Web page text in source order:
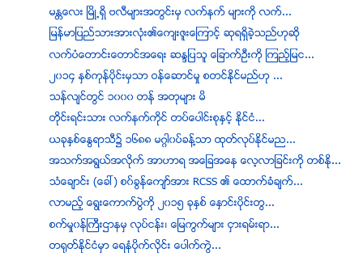
မႏၲေလး ၿမိဳ႕ရွိ ဗလီမ်ားအတြင္းမွ လက္နက္ မ်ားကို လက္...
ျမန္မာျပည္သားအားလံုး၏ေက်းဇူးေၾကာင့္ ဆုရရွိခဲ့သည္ဟုဆို
လက္ပံေတာင္းေတာင္အေရး ဆႏၵျပသူ ေျခာက္ဦးကို ၾကည့္ျမင...
၂၀၁၄ ႏွစ္ကုန္ပိုင္းမွသာ ဝန္ေဆာင္မႈ စတင္ႏိုင္မည္ဟု ...
သန္လ်င္တြင္ ၁၀၀၀ တန္ အတုမ်ား မိ
တိုင္းရင္းသား လက္နက္ကိုင္ တပ္ေပါင္းစုႏႇင့္ ႏိုင္ငံ...
ယခုႏႇစ္ေႏြရာသီ၌ ၁၆၈၈ မဂၢါ၀ပ္ခန္႔သာ ထုတ္လုပ္ႏိုင္မည...
အသက္အရြယ္အလိုက္ အာဟာရ အေျခအေန ေလ့လာျခင္းကို တစ္ႏုိ...
သံေခ်ာင္း (ေခၚ) စ၀္ခြန္ေက်ာ္အား RCSS ၏ ေထာက္ခံခ်က္...
လာမည့္ ေရြးေကာက္ပြဲကို ၂၀၁၅ ခုႏႇစ္ ေႏႇာင္းပိုင္းတြ...
စက္မႈ၀န္ႀကီးဌာနမွ လုပ္ငန္း၊ ေျမကြက္မ်ား ငွားရမ္းရာ...
တ​႐ုတ္​နိုင္​ငံ​မွာ ​ေရ​နံ​ပိုက္​လိုင္း ​ေပါက္​ကဲြ...